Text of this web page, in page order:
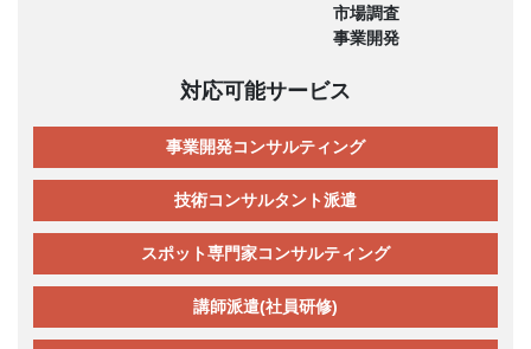
市場調査
事業開発
対応可能サービス
事業開発コンサルティング
技術コンサルタント派遣
スポット専門家コンサルティング
講師派遣(社員研修)